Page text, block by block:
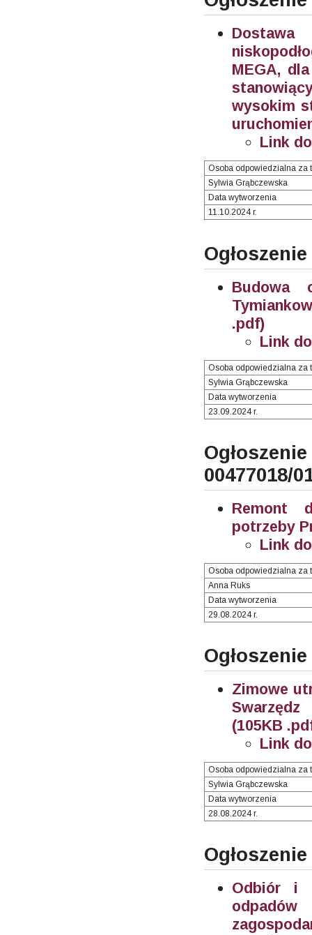
MEGA,
wysokim
Link
Osoba odpowiedzialna za
Sylwia Grąbczewska
Data wytworzenia
11.10.2024 r.
Budowa
.pdf)
Link
Osoba odpowiedzialna za
Sylwia Grąbczewska
Data wytworzenia
23.09.2024 r.
00477018/
Remont
potrzeby
Link
Osoba odpowiedzialna za
Anna Ruks
Data wytworzenia
29.08.2024 r.
Zimowe
(105KB
Link
Osoba odpowiedzialna za
Sylwia Grąbczewska
Data wytworzenia
28.08.2024 r.
Odbiór i